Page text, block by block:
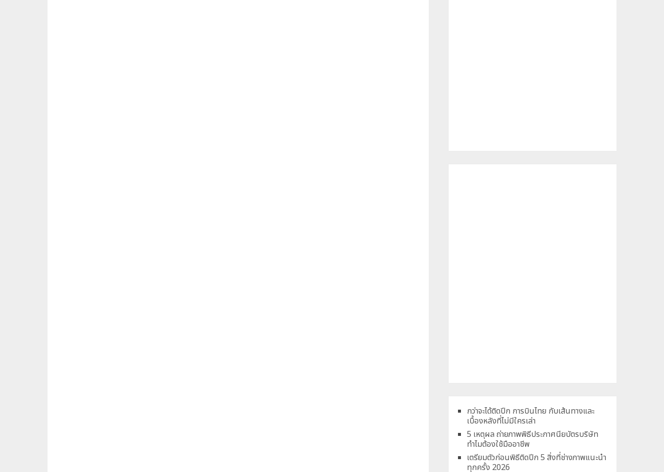
กว่าจะได้ติดปีก การบินไทย กับเส้นทางและ
เบื้องหลังที่ไม่มีใครเล่า
5 เหตุผล ถ่ายภาพพิธีประกาศนียบัตรบริษัท
ทำไมต้องใช้มืออาชีพ
เตรียมตัวก่อนพิธีติดปีก 5 สิ่งที่ช่างภาพแนะนำ
ทุกครั้ง 2026